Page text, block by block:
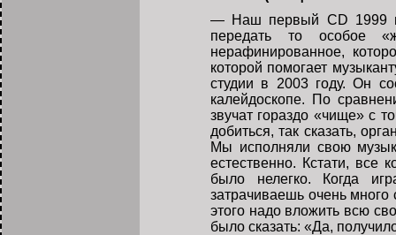
— Наш первый CD 1999
передать то особое
нерафинированное,
которой помогает
студии в 2003 году. Он
калейдоскопе. По
звучат гораздо «чище» с
добиться, так сказать,
Мы исполняли свою
естественно. Кстати, все
было нелегко. Когда
затрачиваешь очень много
этого надо вложить всю
было сказать: «Да,